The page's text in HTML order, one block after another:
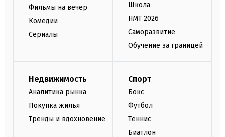
Фильмы на вечер
Комедии
Сериалы
Школа
НМТ 2026
Саморазвитие
Обучение за границей
Недвижимость
Аналитика рынка
Покупка жилья
Тренды и вдохновение
Спорт
Бокс
Футбол
Теннис
Биатлон